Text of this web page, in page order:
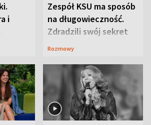
i
Zespół KSU ma sposób
na długowieczność.
Zdradzili swój sekret
Rozmowy